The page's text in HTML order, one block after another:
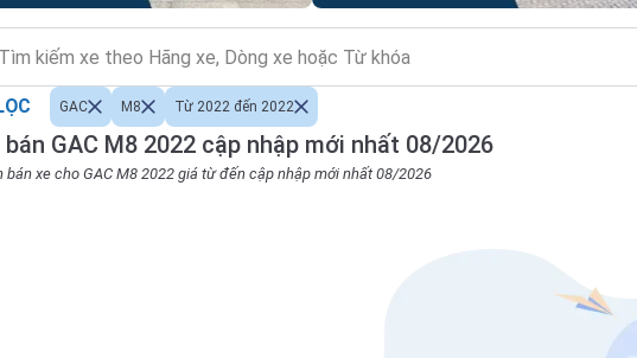
bán GAC M8 2022 cập nhập mới nhất 08/2026
bán xe cho GAC M8 2022 giá từ đến cập nhập mới nhất 08/2026
GAC M8 Từ 2022 đến 2022